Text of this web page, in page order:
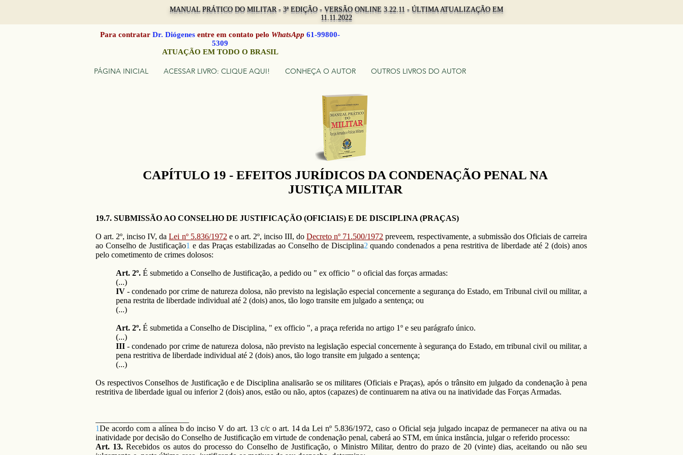
MANUAL PRÁTICO DO MILITAR - 3ª EDIÇÃO - VERSÃO ONLINE 3.22.11 - ÚLTIMA ATUALIZAÇÃO EM
11.11.2022
Para contratar Dr. Diógenes entre em contato pelo WhatsApp 61-99800-
5309
ATUAÇÃO EM TODO O BRASIL
PÁGINA INICIAL ACESSAR LIVRO: CLIQUE AQUI! CONHEÇA O AUTOR OUTROS LIVROS DO AUTOR
CAPÍTULO 19 - EFEITOS JURÍDICOS DA CONDENAÇÃO PENAL NA
JUSTIÇA MILITAR
19.7. SUBMISSÃO AO CONSELHO DE JUSTIFICAÇÃO (OFICIAIS) E DE DISCIPLINA (PRAÇAS)
O art. 2º, inciso IV, daLei nº 5.836/1972 e o art. 2º, inciso III, doDecreto nº 71.500/1972 preveem, respectivamente, a submissão dos Oficiais de carreira
ao Conselho de Justificação1 e das Praças estabilizadas ao Conselho de Disciplina2quando condenados a pena restritiva de liberdade até 2 (dois) anos
pelo cometimento de crimes dolosos:
Art. 2º. É submetido a Conselho de Justificação, a pedido ou " ex officio " o oficial das forças armadas:
(...)
IV - condenado por crime de natureza dolosa, não previsto na legislação especial concernente a segurança do Estado, em Tribunal civil ou militar, a
pena restrita de liberdade individual até 2 (dois) anos, tão logo transite em julgado a sentença; ou
(...)
Art. 2º. É submetida a Conselho de Disciplina, " ex officio ", a praça referida no artigo 1º e seu parágrafo único.
(...)
III - condenado por crime de natureza dolosa, não previsto na legislação especial concernente à segurança do Estado, em tribunal civil ou militar, a
pena restritiva de liberdade individual até 2 (dois) anos, tão logo transite em julgado a sentença;
(...)
Os respectivos Conselhos de Justificação e de Disciplina analisarão se os militares (Oficiais e Praças), após o trânsito em julgado da condenação à pena
restritiva de liberdade igual ou inferior 2 (dois) anos, estão ou não, aptos (capazes) de continuarem na ativa ou na inatividade das Forças Armadas.
1De acordo com a alínea b do inciso V do art. 13 c/c o art. 14 da Lei nº 5.836/1972, caso o Oficial seja julgado incapaz de permanecer na ativa ou na
inatividade por decisão do Conselho de Justificação em virtude de condenação penal, caberá ao STM, em única instância, julgar o referido processo:
Art. 13. Recebidos os autos do processo do Conselho de Justificação, o Ministro Militar, dentro do prazo de 20 (vinte) dias, aceitando ou não seu